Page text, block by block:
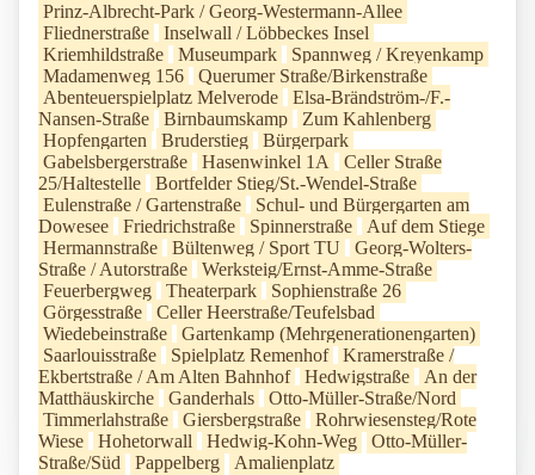
Prinz-Albrecht-Park / Georg-Westermann-Allee
Fliednerstraße
Inselwall / Löbbeckes Insel
Kriemhildstraße
Museumpark
Spannweg / Kreyenkamp
Madamenweg 156
Querumer Straße/Birkenstraße
Abenteuerspielplatz Melverode
Elsa-Brändström-/F.-
Nansen-Straße
Birnbaumskamp
Zum Kahlenberg
Hopfengarten
Bruderstieg
Bürgerpark
Gabelsbergerstraße
Hasenwinkel 1A
Celler Straße
25/Haltestelle
Bortfelder Stieg/St.-Wendel-Straße
Eulenstraße / Gartenstraße
Schul- und Bürgergarten am
Dowesee
Friedrichstraße Spinnerstraße
Auf dem Stiege
Hermannstraße
Bültenweg / Sport TU
Georg-Wolters-
Straße / Autorstraße
Werksteig/Ernst-Amme-Straße
Feuerbergweg
Theaterpark
Sophienstraße 26
Görgesstraße
Celler Heerstraße/Teufelsbad
Wiedebeinstraße
Gartenkamp (Mehrgenerationengarten)
Saarlouisstraße
Spielplatz Remenhof
Kramerstraße /
Ekbertstraße / Am Alten Bahnhof
Hedwigstraße
An der
Matthäuskirche
Ganderhals
Otto-Müller-Straße/Nord
Timmerlahstraße
Giersbergstraße
Rohrwiesensteg/Rote
Wiese
Hohetorwall Hedwig-Kohn-Weg
Otto-Müller-
Straße/Süd
Pappelberg Amalienplatz